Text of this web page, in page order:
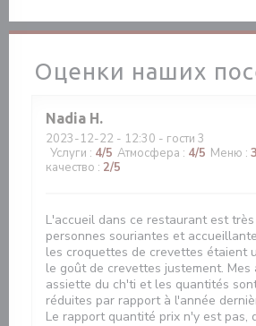
Оценки наших
Nadia H
2023-12-22 - 12:30 - гости 3
Услуги : 4/5 Атмосфера : 4/5 Меню : 3
качество : 2/5
L'accueil dans ce restaurant est
personnes souriantes et
les croquettes de crevettes étaient
le goût de crevettes justement. Mes
assiette du ch'ti et les quantités
réduites par rapport à l'année
Le rapport quantité prix n'y est pas,